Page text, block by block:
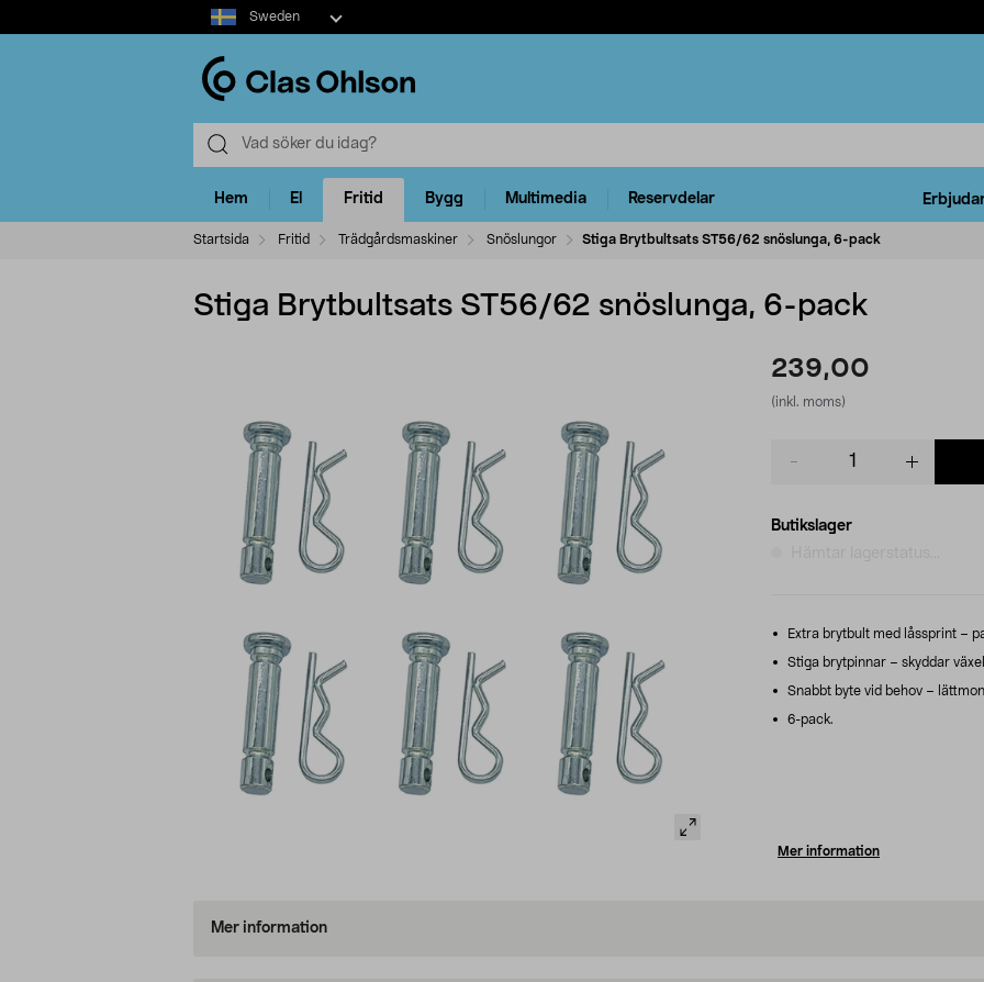
Select
market
Sweden
Hem El Fritid Bygg Multimedia Reservdelar
Startsida Fritid Trädgårdsmaskiner Snöslungor Stiga Brytbultsats ST56/62 snöslunga, 6-pack
Stiga Brytbultsats ST56/62 snöslunga, 6-pack
239,00
(inkl. moms)
Butikslager
Extra brytbult med låssprint –
Stiga brytpinnar – skyddar
Snabbt byte vid behov –
6-pack.
Mer information
Mer information